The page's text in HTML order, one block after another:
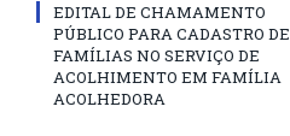
EDITAL DE CHAMAMENTO
PÚBLICO PARA CADASTRO DE
FAMÍLIAS NO SERVIÇO DE
ACOLHIMENTO EM FAMÍLIA
ACOLHEDORA